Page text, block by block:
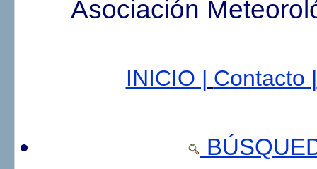
Asociación
INICIO | Contacto |